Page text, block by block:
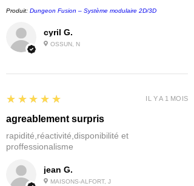
cyril G.
OSSUN, N
Produit: Dungeon Fusion – Système modulaire 2D/3D
jean G.
MAISONS-ALFORT, J
5
★★★★★
agreablement surpris
rapidité,réactivité,disponibilité et
proffessionalisme
IL Y A 1 MOIS